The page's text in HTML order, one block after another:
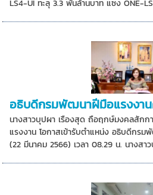
LS4-UI ทะลุ 3.3 พันล้านบาท แซง ONE-
อธิบดีกรมพัฒนาฝีมือแรงงา
นางสาวบุปผา เรืองสุด ถือฤกษ์มงคลสักก
แรงงาน โอกาสเข้ารับตำแหน่ง อธิบดีกร
(22 มีนาคม 2566) เวลา 08.29 น. นางสาว